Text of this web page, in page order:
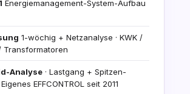
Energiemanagement-System-Aufbau
1-wöchig + Netzanalyse · KWK /
Transformatoren
Analyse · Lastgang + Spitzen-
EFFCONTROL seit 2011